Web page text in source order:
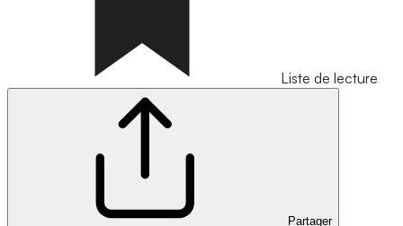
Liste de lecture
Partager